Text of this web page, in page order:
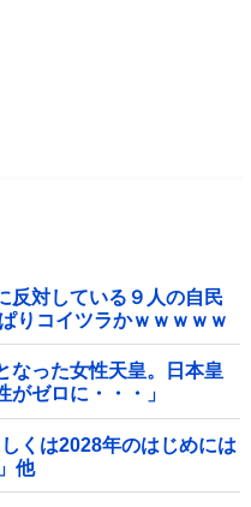
反対している９人の自民
りコイツラかｗｗｗｗｗ
なった女性天皇。日本皇
ゼロに・・・」
くは2028年のはじめには
他